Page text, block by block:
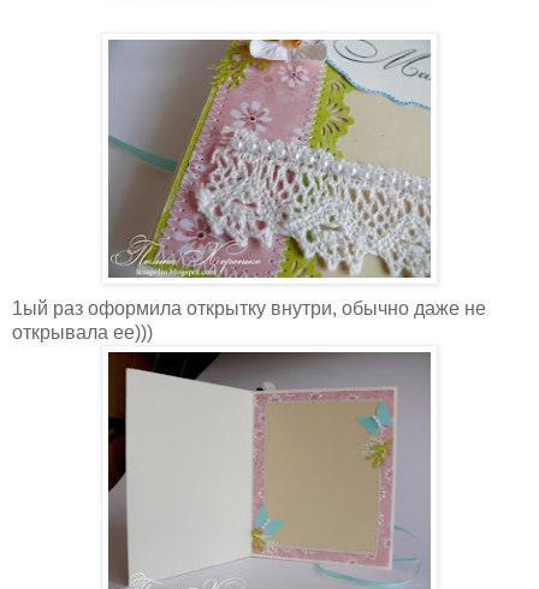
1ый раз оформила открытку внутри, обычно даже не
открывала ее)))